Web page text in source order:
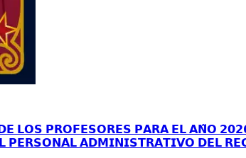
𝗟𝗢𝗦 𝗣𝗥𝗢𝗙𝗘𝗦𝗢𝗥𝗘𝗦 𝗣𝗔𝗥𝗔 𝗘𝗟 𝗔𝗡̃𝗢
𝗣𝗘𝗥𝗦𝗢𝗡𝗔𝗟 𝗔𝗗𝗠𝗜𝗡𝗜𝗦𝗧𝗥𝗔𝗧𝗜𝗩𝗢 𝗗𝗘𝗟